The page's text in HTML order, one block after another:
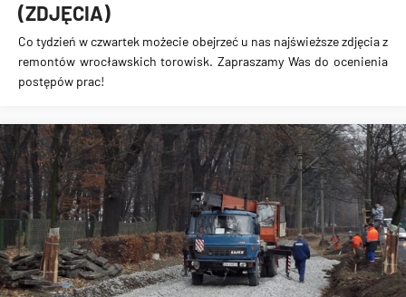
(ZDJĘCIA)
Co tydzień w czwartek możecie obejrzeć u nas najświeższe zdjęcia z
remontów wrocławskich torowisk. Zapraszamy Was do ocenienia
postępów prac!